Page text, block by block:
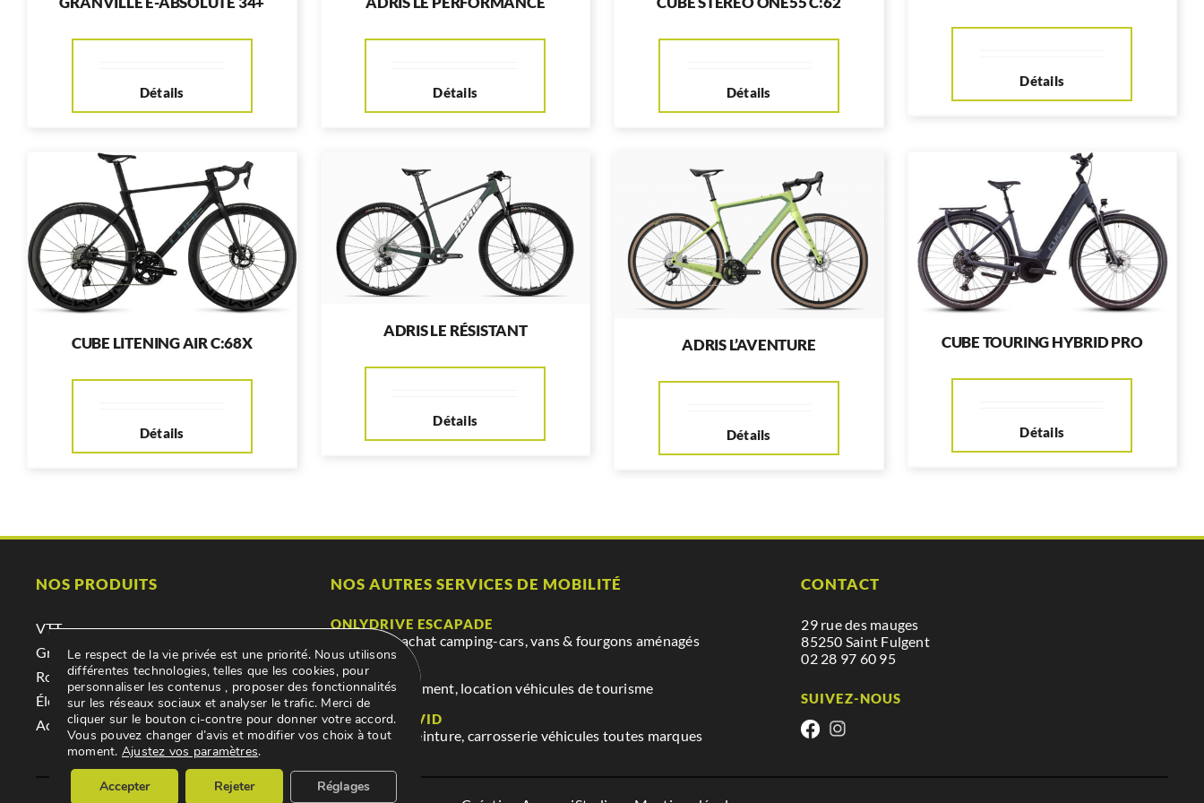
Détails Détails Détails
Détails
CUBE LITENING AIR C:68X
Détails
ADRIS LE RÉSISTANT
Détails
ADRIS L’AVENTURE
Détails
CUBE TOURING HYBRID PRO
Détails
NOS PRODUITS
VTT
Gravel
Route
Électrique
Accessoires
NOS AUTRES SERVICES DE MOBILITÉ
ONLYDRIVE ESCAPADE
Location & achat camping-cars, vans & fourgons aménagés
ONLYDRIVE
Achat, abonnement, location véhicules de tourisme
GARAGE DAVID
Mécanique, peinture, carrosserie véhicules toutes marques
CONTACT
29 rue des mauges
85250 Saint Fulgent
02 28 97 60 95
SUIVEZ-NOUS
Le respect de la vie privée est une priorité. Nous utilisons
différentes technologies, telles que les cookies, pour
personnaliser les contenus , proposer des fonctionnalités
sur les réseaux sociaux et analyser le trafic. Merci de
cliquer sur le bouton ci-contre pour donner votre accord.
Vous pouvez changer d’avis et modifier vos choix à tout
moment. Ajustez vos paramètres.
Accepter Rejeter Réglages